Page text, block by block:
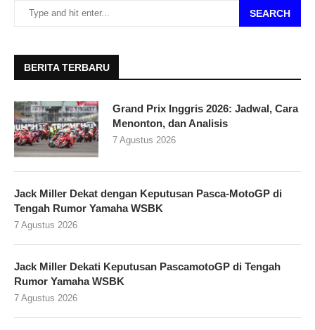
SEARCH
BERITA TERBARU
Grand Prix Inggris 2026: Jadwal, Cara
Menonton, dan Analisis
7 Agustus 2026
Jack Miller Dekat dengan Keputusan Pasca-MotoGP di
Tengah Rumor Yamaha WSBK
7 Agustus 2026
Jack Miller Dekati Keputusan PascamotoGP di Tengah
Rumor Yamaha WSBK
7 Agustus 2026